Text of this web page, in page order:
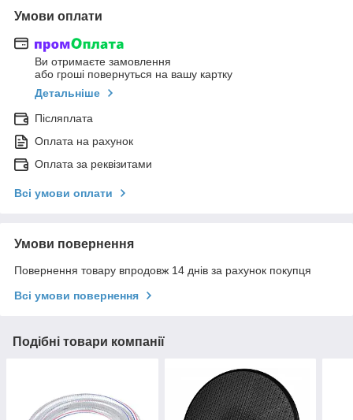
Умови оплати
Ви отримаєте замовлення
або гроші повернуться на вашу картку
Детальніше
Післяплата
Оплата на рахунок
Оплата за реквізитами
Всі умови оплати
Умови повернення
Повернення товару впродовж 14 днів за рахунок покупця
Всі умови повернення
Подібні товари компанії